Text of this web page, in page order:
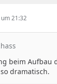
21:32
beim Aufbau
dramatisch.